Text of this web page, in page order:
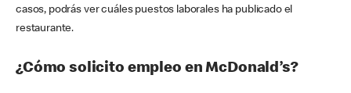
casos, podrás ver cuáles puestos laborales ha publicado el
restaurante.
¿Cómo solicito empleo en McDonald’s?